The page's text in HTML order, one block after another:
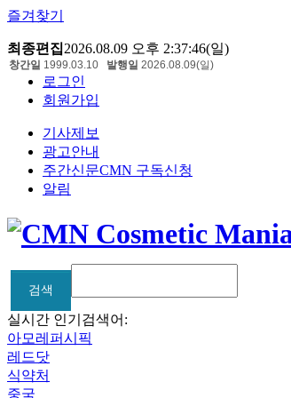
즐겨찾기
최종편집2026.08.09 오후 2:37:46(일)
로그인
회원가입
기사제보
광고안내
주간신문CMN 구독신청
알림
창간일 1999.03.10 발행일 2026.08.09(일)
검색
검색
실시간 인기검색어:
아모레퍼시픽
레드닷
식약처
중국